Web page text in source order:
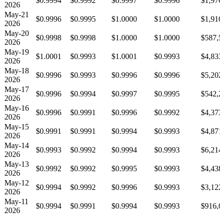
2026
May-21
2026
$0.9996 $0.9995 $1.0000 $1.0000
May-20
2026
$0.9998 $0.9998 $1.0000 $1.0000
May-19
2026
$1.0001 $0.9993 $1.0001 $0.9993
May-18
2026
$0.9996 $0.9993 $0.9996 $0.9996
May-17
2026
$0.9996 $0.9994 $0.9997 $0.9995
May-16
2026
$0.9996 $0.9991 $0.9996 $0.9992
May-15
2026
$0.9991 $0.9991 $0.9994 $0.9993
May-14
2026
$0.9993 $0.9992 $0.9994 $0.9993
May-13
2026
$0.9992 $0.9992 $0.9995 $0.9993
May-12
2026
$0.9994 $0.9992 $0.9996 $0.9993
May-11
2026
$0.9994 $0.9991 $0.9994 $0.9993